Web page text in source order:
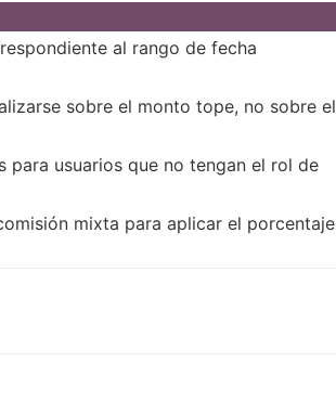
al rango de fecha
sobre el monto tope, no sobre el
para usuarios que no tengan el rol de
mixta para aplicar el porcentaje